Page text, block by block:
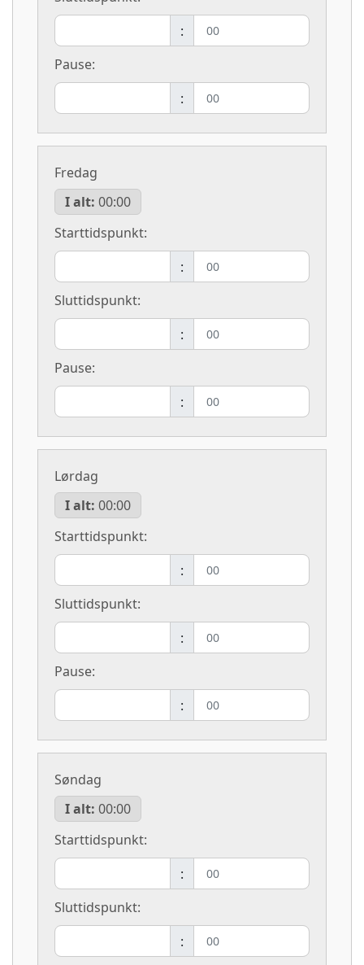
:
Pause:
:
Fredag
I alt: 00:00
Starttidspunkt:
:
Sluttidspunkt:
:
Pause:
:
Lørdag
I alt: 00:00
Starttidspunkt:
:
Sluttidspunkt:
:
Pause:
:
Søndag
I alt: 00:00
Starttidspunkt:
:
Sluttidspunkt:
: